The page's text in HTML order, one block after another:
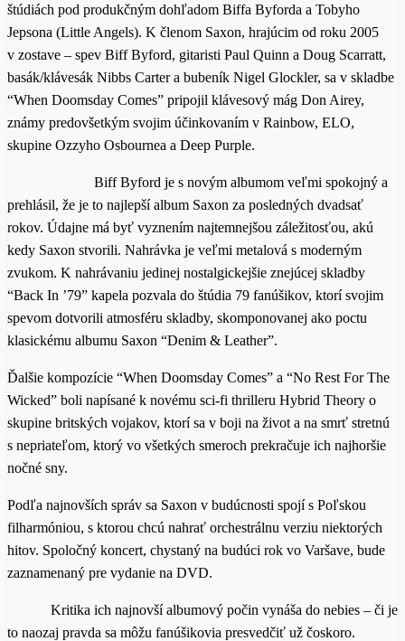
štúdiách pod produkčným dohľadom Biffa Byforda a Tobyho
Jepsona (Little Angels). K členom Saxon, hrajúcim od roku 2005
v zostave – spev Biff Byford, gitaristi Paul Quinn a Doug Scarratt,
basák/klávesák Nibbs Carter a bubeník Nigel Glockler, sa v skladbe
“When Doomsday Comes” pripojil klávesový mág Don Airey,
známy predovšetkým svojim účinkovaním v Rainbow, ELO,
skupine Ozzyho Osbournea a Deep Purple.
Biff Byford je s novým albumom veľmi spokojný a
prehlásil, že je to najlepší album Saxon za posledných dvadsať
rokov. Údajne má byť vyznením najtemnejšou záležitosťou, akú
kedy Saxon stvorili. Nahrávka je veľmi metalová s moderným
zvukom. K nahrávaniu jedinej nostalgickejšie znejúcej skladby
“Back In ’79” kapela pozvala do štúdia 79 fanúšikov, ktorí svojim
spevom dotvorili atmosféru skladby, skomponovanej ako poctu
klasickému albumu Saxon “Denim & Leather”.
Ďalšie kompozície “When Doomsday Comes” a “No Rest For The
Wicked” boli napísané k novému sci-fi thrilleru Hybrid Theory o
skupine britských vojakov, ktorí sa v boji na život a na smrť stretnú
s nepriateľom, ktorý vo všetkých smeroch prekračuje ich najhoršie
nočné sny.
Podľa najnovších správ sa Saxon v budúcnosti spojí s Poľskou
filharmóniou, s ktorou chcú nahrať orchestrálnu verziu niektorých
hitov. Spoločný koncert, chystaný na budúci rok vo Varšave, bude
zaznamenaný pre vydanie na DVD.
Kritika ich najnovší albumový počin vynáša do nebies – či je
to naozaj pravda sa môžu fanúšikovia presvedčiť už čoskoro.